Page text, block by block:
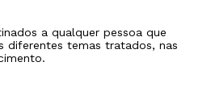
a qualquer pessoa que
diferentes temas tratados, nas